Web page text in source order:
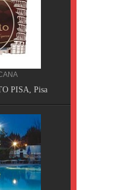
PISA, Pisa